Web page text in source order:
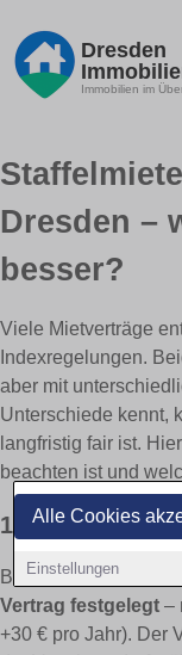
Alle Cookies
Einstellungen
Dresden
Immobilien im
Dresden –
besser?
Viele Mietverträge
Indexregelungen.
aber mit
Unterschiede kennt,
langfristig fair ist.
beachten ist und
1) Was ist eine
Bei einer
Vertrag festgelegt –
+30 € pro Jahr). Der